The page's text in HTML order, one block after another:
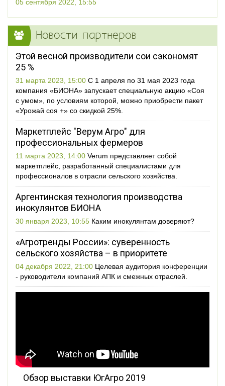
05 сентября 2022, 15:55
Новости партнеров
Этой весной производители сои сэкономят
25 %
31 марта 2023, 15:00 С 1 апреля по 31 мая 2023 года
компания «БИОНА» запускает специальную акцию «Соя
с умом», по условиям которой, можно приобрести пакет
«Урожай соя +» со скидкой 25%.
Маркетплейс "Верум Агро" для
профессиональных фермеров
11 марта 2023, 14:00 Verum представляет собой
маркетплейс, разработанный специалистами для
профессионалов в отрасли сельского хозяйства.
Аргентинская технология производства
инокулянтов БИОНА
30 января 2023, 10:55 Каким инокулянтам доверяют?
«Агротренды России»: суверенность
сельского хозяйства – в приоритете
04 декабря 2022, 21:00 Целевая аудитория конференции
- руководители компаний АПК и смежных отраслей.
Обзор выставки ЮгАгро 2019